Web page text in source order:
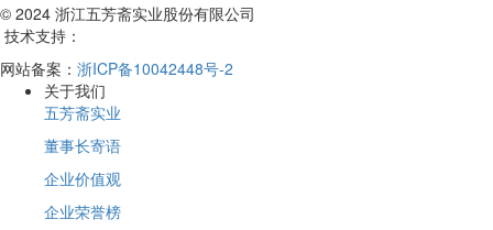
© 2024 浙江五芳斋实业股份有限公司
技术支持：
网站备案： 浙ICP备10042448号-2
关于我们
五芳斋实业
董事长寄语
企业价值观
企业荣誉榜